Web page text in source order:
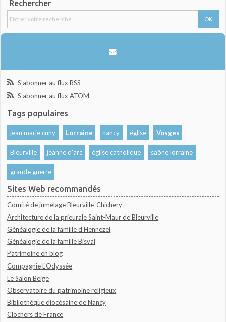
Rechercher
S'abonner au flux RSS
S'abonner au flux ATOM
Tags populaires
jean marie cuny Lorraine nancy église Vosges
Bleurville jeanne d'arc église catholique saône lorraine
grande guerre
Sites Web recommandés
Comité de jumelage Bleurville-Chichery
Architecture de la prieurale Saint-Maur de Bleurville
Généalogie de la famille d'Hennezel
Généalogie de la famille Bisval
Patrimoine en blog
Compagnie L'Odyssée
Le Salon Beige
Observatoire du patrimoine religieux
Bibliothèque diocésaine de Nancy
Clochers de France